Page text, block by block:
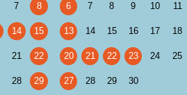
7 8
14 15
21 22
28 29
6 7 8 9 10 11
13 14 15 16 17 18
20 21 22 23 24 25
27 28 29 30